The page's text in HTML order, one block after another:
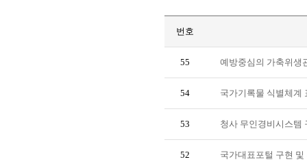
번호
55 예방중심의 가축위생
54 국가기록물 식별체계
53 청사 무인경비시스템
52 국가대표포털 구현